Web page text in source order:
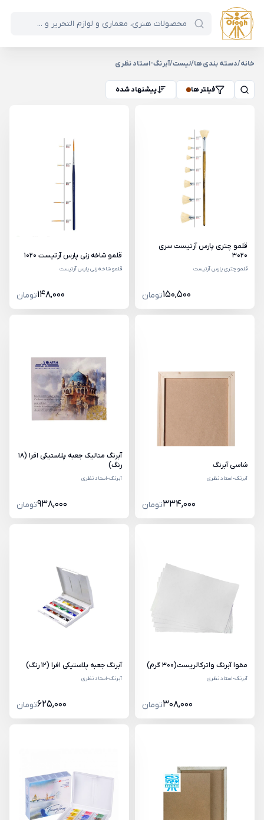
خانه/دسته بندی ها/لیست/آبرنگ-استاد نظری
فیلتر ها پیشنهاد شده
قلمو چتری پارس آرتیست سری
3020
قلمو چتری پارس آرتیست
150,500تومان
قلمو شاخه زنی پارس آرتیست 1020
قلمو شاخه زنی پارس آرتیست
148,000تومان
شاسی آبرنگ
آبرنگ-استاد نظری
334,000تومان
آبرنگ متالیک جعبه پلاستیکی افرا (18
رنگ)
آبرنگ-استاد نظری
938,000تومان
مقوا آبرنگ واترکالریست(300 گرم)
آبرنگ-استاد نظری
308,000تومان
آبرنگ جعبه پلاستیکی افرا (12 رنگ)
آبرنگ-استاد نظری
625,000تومان